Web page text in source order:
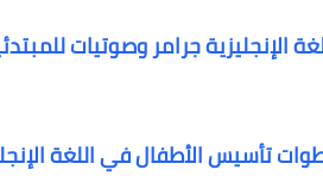
جرامر وصوتيات
تأسيس الأطفال في اللغة